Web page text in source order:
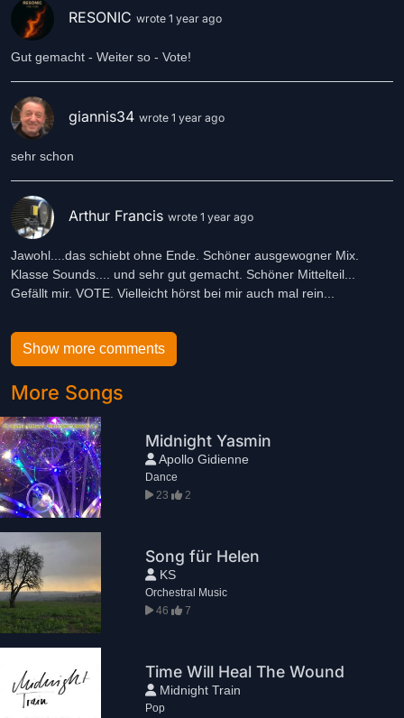
RESONIC wrote 1 year ago
Gut gemacht - Weiter so - Vote!
giannis34 wrote 1 year ago
sehr schon
Arthur Francis wrote 1 year ago
Jawohl....das schiebt ohne Ende. Schöner ausgewogner Mix.
Klasse Sounds.... und sehr gut gemacht. Schöner Mittelteil...
Gefällt mir. VOTE. Vielleicht hörst bei mir auch mal rein...
Show more comments
More Songs
Midnight Yasmin
Apollo Gidienne
Dance
23
2
Song für Helen
KS
Orchestral Music
46
7
Time Will Heal The Wound
Midnight Train
Pop